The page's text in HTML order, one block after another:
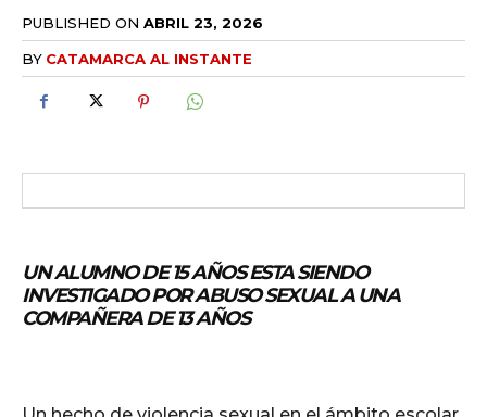
PUBLISHED ON ABRIL 23, 2026
BY CATAMARCA AL INSTANTE
UN ALUMNO DE 15 AÑOS ESTA SIENDO
INVESTIGADO POR ABUSO SEXUAL A UNA
COMPAÑERA DE 13 AÑOS